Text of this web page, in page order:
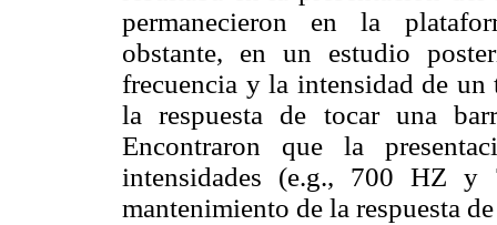
permanecieron en la
obstante, en un estudio
frecuencia y la intensidad de un
la respuesta de tocar una
Encontraron que la
intensidades (e.g., 700 HZ
mantenimiento de la respuesta